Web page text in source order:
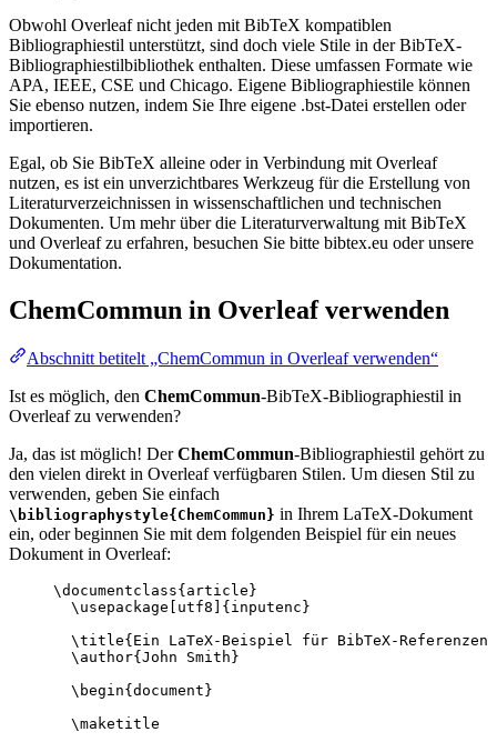
Obwohl Overleaf nicht jeden mit BibTeX kompatiblen
Bibliographiestil unterstützt, sind doch viele Stile in der BibTeX-
Bibliographiestilbibliothek enthalten. Diese umfassen Formate wie
APA, IEEE, CSE und Chicago. Eigene Bibliographiestile können
Sie ebenso nutzen, indem Sie Ihre eigene .bst-Datei erstellen oder
importieren.
Egal, ob Sie BibTeX alleine oder in Verbindung mit Overleaf
nutzen, es ist ein unverzichtbares Werkzeug für die Erstellung von
Literaturverzeichnissen in wissenschaftlichen und technischen
Dokumenten. Um mehr über die Literaturverwaltung mit BibTeX
und Overleaf zu erfahren, besuchen Sie bitte bibtex.eu oder unsere
Dokumentation.
ChemCommun in Overleaf verwenden
Abschnitt betitelt „ChemCommun in Overleaf verwenden“
Ist es möglich, den ChemCommun-BibTeX-Bibliographiestil in
Overleaf zu verwenden?
Ja, das ist möglich! DerChemCommun-Bibliographiestil gehört zu
den vielen direkt in Overleaf verfügbaren Stilen. Um diesen Stil zu
verwenden, geben Sie einfach
\bibliographystyle{ChemCommun} in Ihrem LaTeX-Dokument
ein, oder beginnen Sie mit dem folgenden Beispiel für ein neues
Dokument in Overleaf:
\documentclass{ article }
\usepackage
utf8 ]{ inputenc }
\title{Ein LaTeX-Beispiel für BibTeX-Referenzen
\author{John Smith}
\begin{ document }
\maketitle